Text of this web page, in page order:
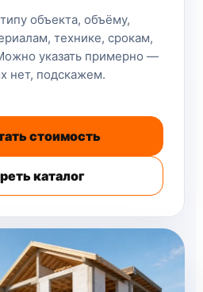
объекта, объёму,
технике, срокам,
указать примерно —
нет, подскажем.
стоимость
каталог